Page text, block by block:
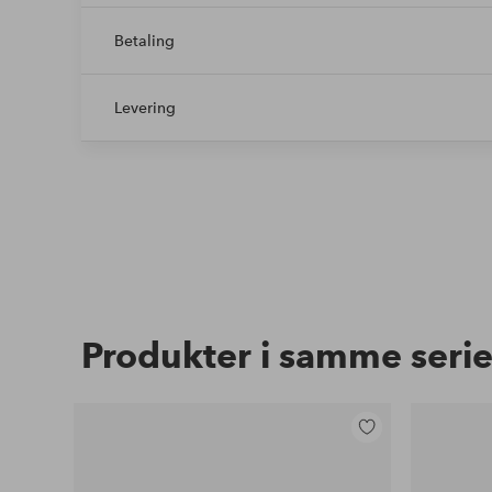
Betaling
Levering
Produkter i samme serie